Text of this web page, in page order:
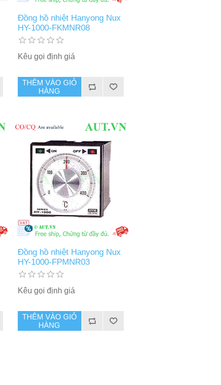
Đồng hồ nhiệt Hanyong Nux
HY-1000-FKMNR08
Kêu gọi định giá
THÊM VÀO GIỎ
HÀNG
Đồng hồ nhiệt Hanyong Nux
HY-1000-FPMNR03
Kêu gọi định giá
THÊM VÀO GIỎ
HÀNG